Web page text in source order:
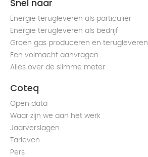
Snel naar
Energie terugleveren als particulier
Energie terugleveren als bedrijf
Groen gas produceren en terugleveren
Een volmacht aanvragen
Alles over de slimme meter
Coteq
Open data
Waar zijn we aan het werk
Jaarverslagen
Tarieven
Pers